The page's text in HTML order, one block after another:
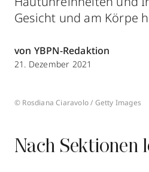
Gesicht und am Körpe
von YBPN-Redaktion
21. Dezember 2021
© Rosdiana Ciaravolo / Getty Images
Nach Sektionen